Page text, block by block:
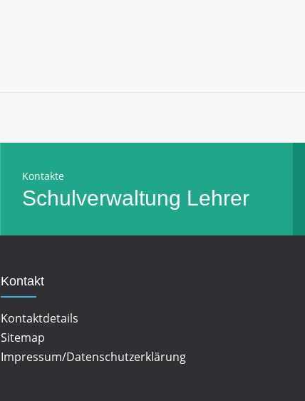
Kontakte
Schulverwaltung Lehrer
Kontakt
Kontaktdetails
Sitemap
Impressum/Datenschutzerklärung